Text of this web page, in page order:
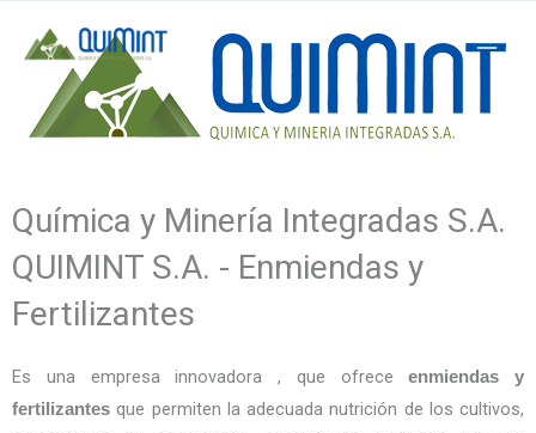
contenido
Química y Minería Integradas S.A.
QUIMINT S.A. - Enmiendas y
Fertilizantes
Es una empresa innovadora , que ofreceenmiendas y
fertilizantes que permiten la adecuada nutrición de los cultivos,